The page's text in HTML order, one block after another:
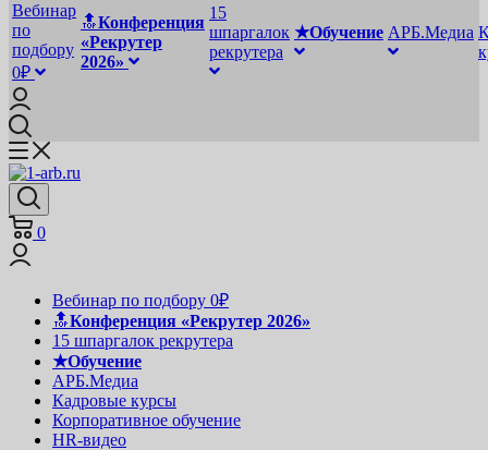
Вебинар
по
подбору
0₽
🔝Конференция
«Рекрутер
2026»
15
шпаргалок
рекрутера
★Обучение АРБ.Медиа
0
Вебинар по подбору 0₽
🔝Конференция «Рекрутер 2026»
15 шпаргалок рекрутера
★Обучение
АРБ.Медиа
Кадровые курсы
Корпоративное обучение
HR-видео